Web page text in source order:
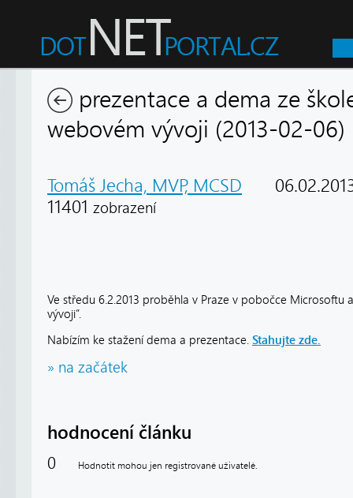
prezentace a dema ze
webovém vývoji (2013-02-06)
Tomáš Jecha, MVP, MCSD
11401 zobrazení
Ve středu 6.2.2013 proběhla v Praze v pobočce Microsoftu
vývoji”.
Nabízím ke stažení dema a prezentace. Stahujte zde.
» na začátek
hodnocení článku
0 Hodnotit mohou jen registrované uživatelé.